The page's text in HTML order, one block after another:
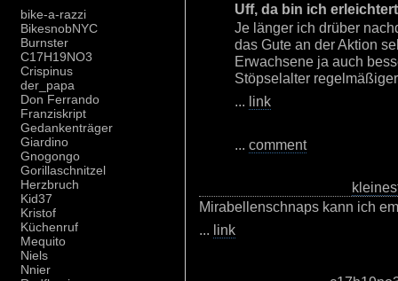
bike-a-razzi
BikesnobNYC
Burnster
C17H19NO3
Crispinus
der_papa
Don Ferrando
Franziskript
Gedankenträger
Giardino
Gnogongo
Gorillaschnitzel
Herzbruch
Kid37
Kristof
Küchenruf
Mequito
Niels
Nnier
Uff, da bin ich
Je länger ich drüber
das Gute an der Aktion
Erwachsene ja auch
Stöpselalter
... link
... comment
Mirabellenschnaps kann ich
... link